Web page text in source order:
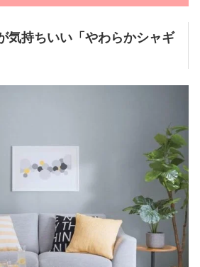
気持ちいい「やわらかシャギ